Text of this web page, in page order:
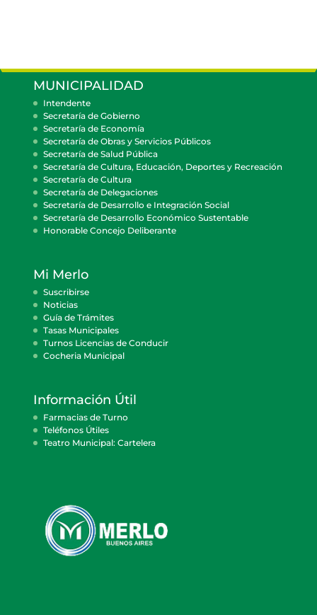
MUNICIPALIDAD
Intendente
Secretaría de Gobierno
Secretaría de Economía
Secretaría de Obras y Servicios Públicos
Secretaría de Salud Pública
Secretaría de Cultura, Educación, Deportes y Recreación
Secretaría de Cultura
Secretaría de Delegaciones
Secretaría de Desarrollo e Integración Social
Secretaría de Desarrollo Económico Sustentable
Honorable Concejo Deliberante
Mi Merlo
Suscribirse
Noticias
Guía de Trámites
Tasas Municipales
Turnos Licencias de Conducir
Cocheria Municipal
Información Útil
Farmacias de Turno
Teléfonos Útiles
Teatro Municipal: Cartelera